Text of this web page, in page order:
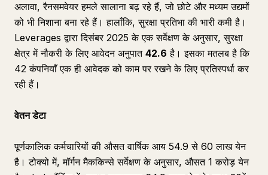
अलावा, रैनसमवेयर हमले सालाना बढ़ रहे हैं, जो छोटे और मध्यम उद्यमों
को भी निशाना बना रहे हैं। हालाँकि, सुरक्षा प्रतिभा की भारी कमी है।
Leverages द्वारा दिसंबर 2025 के एक सर्वेक्षण के अनुसार, सुरक्षा
क्षेत्र में नौकरी के लिए आवेदन अनुपात 42.6 है। इसका मतलब है कि
42 कंपनियाँ एक ही आवेदक को काम पर रखने के लिए प्रतिस्पर्धा कर
रही हैं।
वेतन डेटा
पूर्णकालिक कर्मचारियों की औसत वार्षिक आय 54.9 से 60 लाख येन
है। टोक्यो में, मॉर्गन मैककिन्से सर्वेक्षण के अनुसार, औसत 1 करोड़ येन